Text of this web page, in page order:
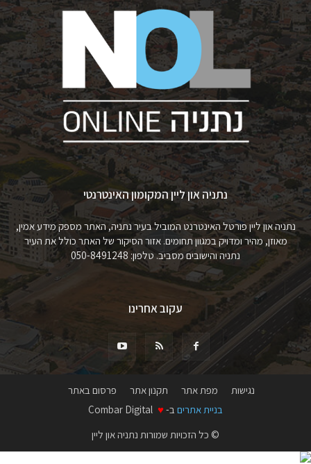
נתניה און ליין המקומון האינטרנטי
נתניה און ליין פורטל האינטרנט המוביל בעיר נתניה, האתר מספק מידע אמין,
מאוזן, מהיר ומדויק במגוון תחומים. אזור הסיקור של האתר כולל את העיר
נתניה והישובים מסביב. טלפון: 050-8491248
עקוב אחרינו
נגישות מפת אתר תקנון אתר
פרסום באתר
בניית אתרים ב- ♥
© כל הזכויות שמורות נתניה און ליין